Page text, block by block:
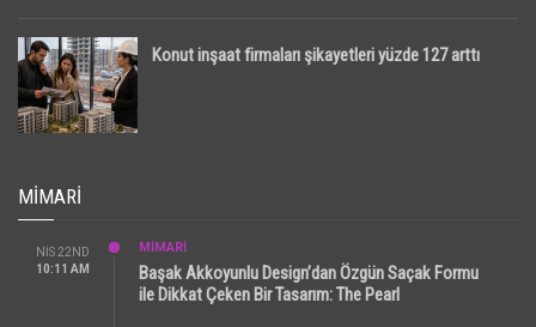
Konut inşaat firmaları şikayetleri yüzde 127 arttı
MIMARI
NIS 22ND
10:11 AM
MİMARİ
Başak Akkoyunlu Design’dan Özgün Saçak Formu
ile Dikkat Çeken Bir Tasarım: The Pearl